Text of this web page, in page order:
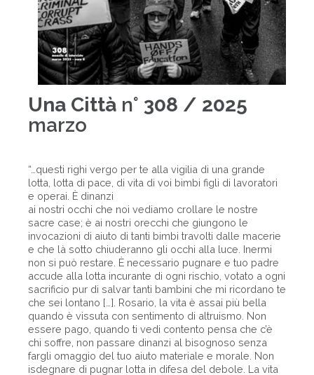
Una Città n° 308 / 2025
marzo
“…questi righi vergo per te alla vigilia di una grande
lotta, lotta di pace, di vita di voi bimbi figli di lavoratori
e operai. È dinanzi
ai nostri occhi che noi vediamo crollare le nostre
sacre case; è ai nostri orecchi che giungono le
invocazioni di aiuto di tanti bimbi travolti dalle macerie
e che là sotto chiuderanno gli occhi alla luce. Inermi
non si può restare. È necessario pugnare e tuo padre
accude alla lotta incurante di ogni rischio, votato a ogni
sacrificio pur di salvar tanti bambini che mi ricordano te
che sei lontano […]. Rosario, la vita è assai più bella
quando è vissuta con sentimento di altruismo. Non
essere pago, quando ti vedi contento pensa che c’è
chi soffre, non passare dinanzi al bisognoso senza
fargli omaggio del tuo aiuto materiale e morale. Non
isdegnare di pugnar lotta in difesa del debole. La vita